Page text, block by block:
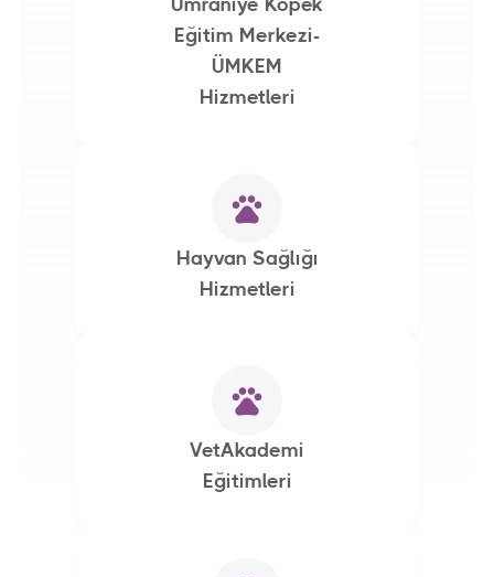
Ümraniye Köpek
Eğitim Merkezi-
ÜMKEM
Hizmetleri
Hayvan Sağlığı
Hizmetleri
VetAkademi
Eğitimleri